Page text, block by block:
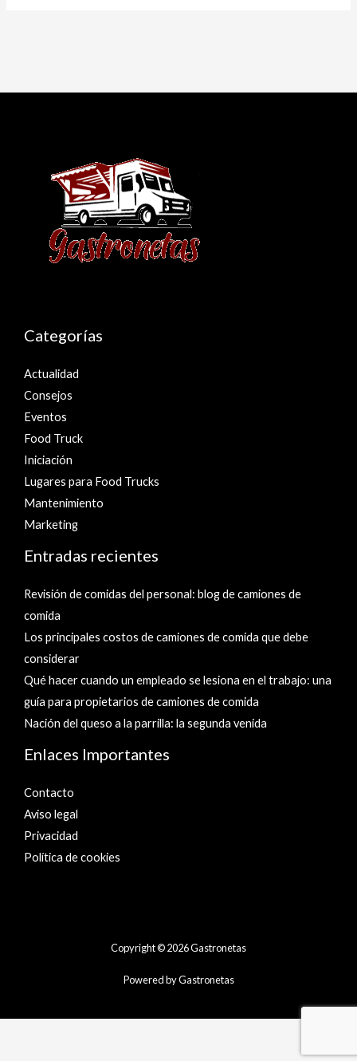
Categorías
Actualidad
Consejos
Eventos
Food Truck
Iniciación
Lugares para Food Trucks
Mantenimiento
Marketing
Entradas recientes
Revisión de comidas del personal: blog de camiones de
comida
Los principales costos de camiones de comida que debe
considerar
Qué hacer cuando un empleado se lesiona en el trabajo: una
guía para propietarios de camiones de comida
Nación del queso a la parrilla: la segunda venida
Enlaces Importantes
Contacto
Aviso legal
Privacidad
Política de cookies
Copyright © 2026 Gastronetas
Powered by Gastronetas